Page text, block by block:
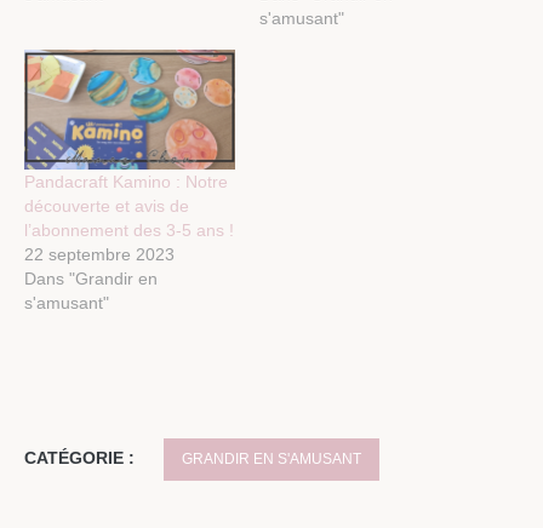
s'amusant"
Pandacraft Kamino : Notre
découverte et avis de
l’abonnement des 3-5 ans !
22 septembre 2023
Dans "Grandir en
s'amusant"
CATÉGORIE : GRANDIR EN S'AMUSANT